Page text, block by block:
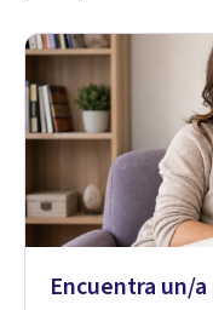
Encuentra un/